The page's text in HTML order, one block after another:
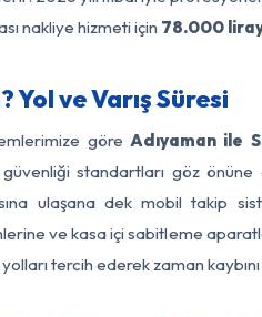
nakliye hizmeti için 78.000
Yol ve Varış Süresi
göre Adıyaman ile
güvenliği standartları göz
ulaşana dek mobil takip
ve kasa içi sabitleme
tercih ederek zaman